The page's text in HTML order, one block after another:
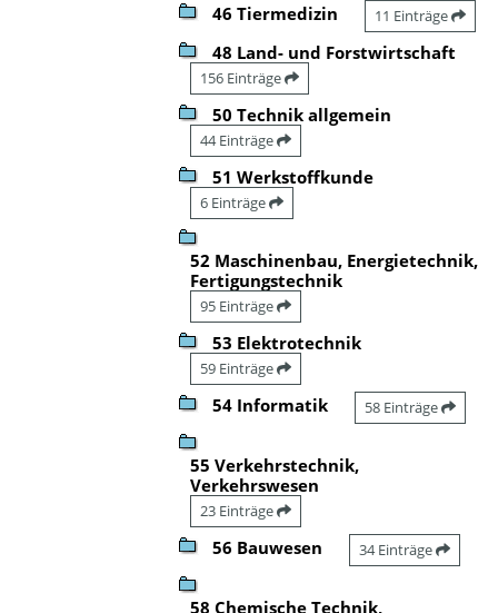
46 Tiermedizin 11 Einträge
48 Land- und Forstwirtschaft
156 Einträge
50 Technik allgemein
44 Einträge
51 Werkstoffkunde
6 Einträge
52 Maschinenbau, Energietechnik,
Fertigungstechnik
95 Einträge
53 Elektrotechnik
59 Einträge
54 Informatik 58 Einträge
55 Verkehrstechnik,
Verkehrswesen
23 Einträge
56 Bauwesen 34 Einträge
58 Chemische Technik,